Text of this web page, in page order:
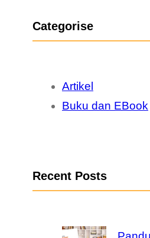
Categorise
Artikel
Buku dan EBook
Recent Posts